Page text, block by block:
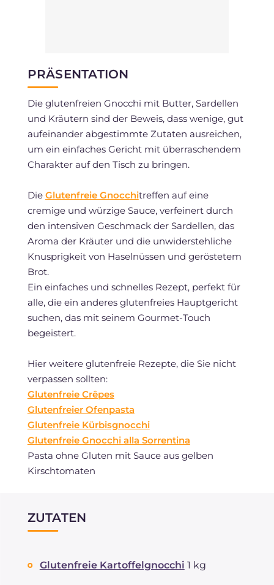
PRÄSENTATION
Die glutenfreien Gnocchi mit Butter, Sardellen
und Kräutern sind der Beweis, dass wenige, gut
aufeinander abgestimmte Zutaten ausreichen,
um ein einfaches Gericht mit überraschendem
Charakter auf den Tisch zu bringen.
Die Glutenfreie Gnocchitreffen auf eine
cremige und würzige Sauce, verfeinert durch
den intensiven Geschmack der Sardellen, das
Aroma der Kräuter und die unwiderstehliche
Knusprigkeit von Haselnüssen und geröstetem
Brot.
Ein einfaches und schnelles Rezept, perfekt für
alle, die ein anderes glutenfreies Hauptgericht
suchen, das mit seinem Gourmet-Touch
begeistert.
Hier weitere glutenfreie Rezepte, die Sie nicht
verpassen sollten:
Glutenfreie Crêpes
Glutenfreier Ofenpasta
Glutenfreie Kürbisgnocchi
Glutenfreie Gnocchi alla Sorrentina
Pasta ohne Gluten mit Sauce aus gelben
Kirschtomaten
ZUTATEN
Glutenfreie Kartoffelgnocchi 1 kg